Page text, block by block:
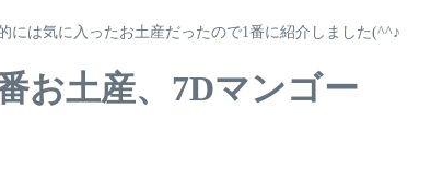
には気に入ったお土産だったので1番に紹介しました(^^♪
お土産、7Dマンゴー